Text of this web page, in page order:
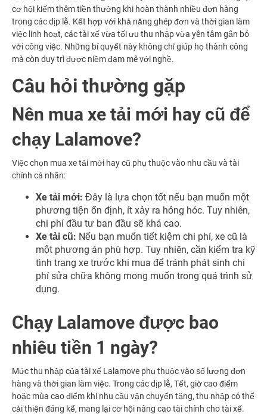
cơ hội kiếm thêm tiền thưởng khi hoàn thành nhiều đơn hàng
trong các dịp lễ. Kết hợp với khả năng ghép đơn và thời gian làm
việc linh hoạt, các tài xế vừa tối ưu thu nhập vừa yên tâm gắn bó
với công việc. Những bí quyết này không chỉ giúp họ thành công
mà còn duy trì được niềm đam mê với nghề.
Câu hỏi thường gặp
Nên mua xe tải mới hay cũ để
chạy Lalamove?
Việc chọn mua xe tải mới hay cũ phụ thuộc vào nhu cầu và tài
chính cá nhân:
Xe tải mới: Đây là lựa chọn tốt nếu bạn muốn một
phương tiện ổn định, ít xảy ra hỏng hóc. Tuy nhiên,
chi phí đầu tư ban đầu sẽ khá cao.
Xe tải cũ: Nếu bạn muốn tiết kiệm chi phí, xe cũ là
một phương án phù hợp. Tuy nhiên, cần kiểm tra kỹ
tình trạng xe trước khi mua để tránh phát sinh chi
phí sửa chữa không mong muốn trong quá trình sử
dụng.
Chạy Lalamove được bao
nhiêu tiền 1 ngày?
Mức thu nhập của tài xế Lalamove phụ thuộc vào số lượng đơn
hàng và thời gian làm việc. Trong các dịp lễ, Tết, giờ cao điểm
hoặc mùa cao điểm khi nhu cầu vận chuyển tăng, thu nhập có thể
cải thiện đáng kể, mang lại cơ hội nâng cao tài chính cho tài xế.